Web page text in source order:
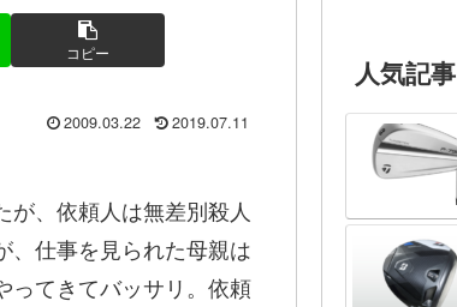
コピー
2009.03.22 2019.07.11
、依頼人は無差別殺人
、仕事を見られた母親は
ってきてバッサリ。依頼
人気記事